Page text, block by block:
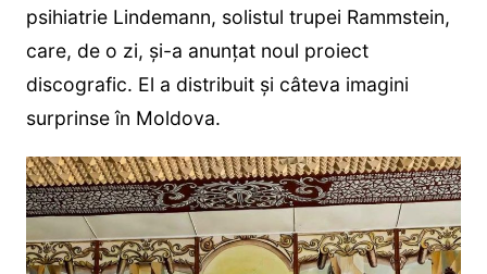
psihiatrie Lindemann, solistul trupei Rammstein,
care, de o zi, și-a anunțat noul proiect
discografic. El a distribuit și câteva imagini
surprinse în Moldova.